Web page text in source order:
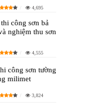
4,695
công sơn bả
nghiệm thu sơn
4,555
công sơn tường
milimet
3,824